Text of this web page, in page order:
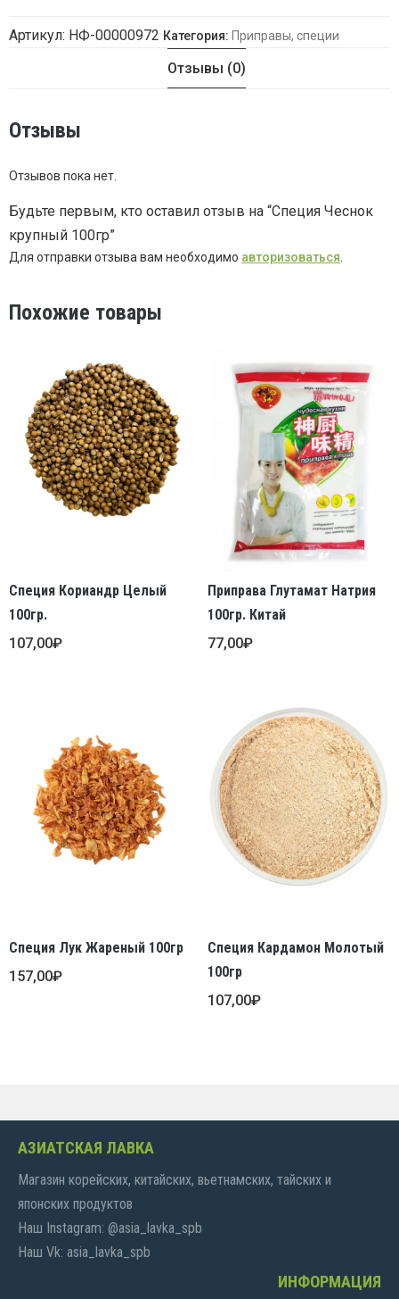
Артикул: НФ-00000972 Категория: Приправы, специи
Отзывы (0)
Отзывы
Отзывов пока нет.
Будьте первым, кто оставил отзыв на “Специя Чеснок
крупный 100гр”
Для отправки отзыва вам необходимо авторизоваться
Похожие товары
Специя Кориандр Целый
100гр.
107,00₽
Приправа Глутамат Натрия
100гр. Китай
77,00₽
Специя Лук Жареный 100гр
157,00₽
Специя Кардамон Молотый
100гр
107,00₽
АЗИАТСКАЯ ЛАВКА
Магазин корейских, китайских, вьетнамских, тайских и
японских продуктов
Наш Instagram: @asia_lavka_spb
Наш Vk: asia_lavka_spb
ИНФОРМАЦИЯ